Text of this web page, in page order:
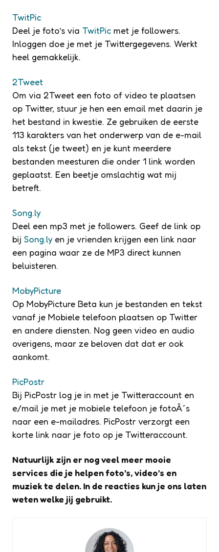
TwitPic
Deel je foto’s via TwitPic met je followers.
Inloggen doe je met je Twittergegevens. Werkt
heel gemakkelijk.
2Tweet
Om via 2Tweet een foto of video te plaatsen
op Twitter, stuur je hen een email met daarin je
het bestand in kwestie. Ze gebruiken de eerste
113 karakters van het onderwerp van de e-mail
als tekst (je tweet) en je kunt meerdere
bestanden meesturen die onder 1 link worden
geplaatst. Een beetje omslachtig wat mij
betreft.
Song.ly
Deel een mp3 met je followers. Geef de link op
bij Song.ly en je vrienden krijgen een link naar
een pagina waar ze de MP3 direct kunnen
beluisteren.
MobyPicture
Op MobyPicture Beta kun je bestanden en tekst
vanaf je Mobiele telefoon plaatsen op Twitter
en andere diensten. Nog geen video en audio
overigens, maar ze beloven dat dat er ook
aankomt.
PicPostr
Bij PicPostr log je in met je Twitteraccount en
e/mail je met je mobiele telefoon je fotoÂ´s
naar een e-mailadres. PicPostr verzorgt een
korte link naar je foto op je Twitteraccount.
Natuurlijk zijn er nog veel meer mooie
services die je helpen foto’s, video’s en
muziek te delen. In de reacties kun je ons laten
weten welke jij gebruikt.